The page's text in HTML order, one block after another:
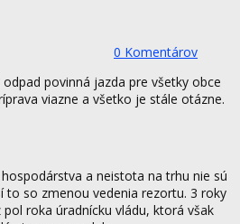
0 Komentárov
povinná jazda pre všetky obce
viazne a všetko je stále otázne.
a neistota na trhu nie sú
to so zmenou vedenia rezortu. 3 roky
roka úradnícku vládu, ktorá však